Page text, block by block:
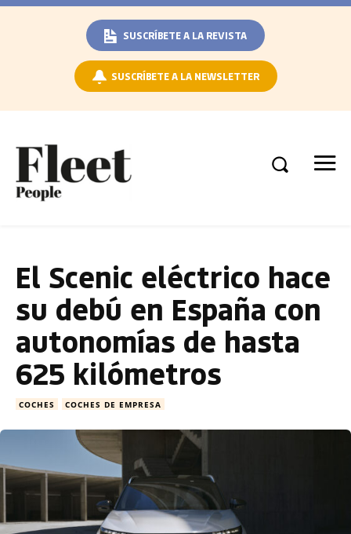
SUSCRÍBETE A LA REVISTA
SUSCRÍBETE A LA NEWSLETTER
El Scenic eléctrico hace
su debú en España con
autonomías de hasta
625 kilómetros
COCHES COCHES DE EMPRESA